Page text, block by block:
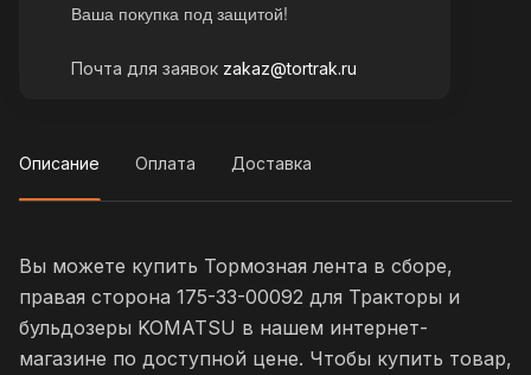
Ваша покупка под защитой!
Почта для заявок zakaz@tortrak.ru
Описание Оплата Доставка
Вы можете купить Тормозная лента в сборе,
правая сторона 175-33-00092 для Тракторы и
бульдозеры KOMATSU в нашем интернет-
магазине по доступной цене. Чтобы купить товар,